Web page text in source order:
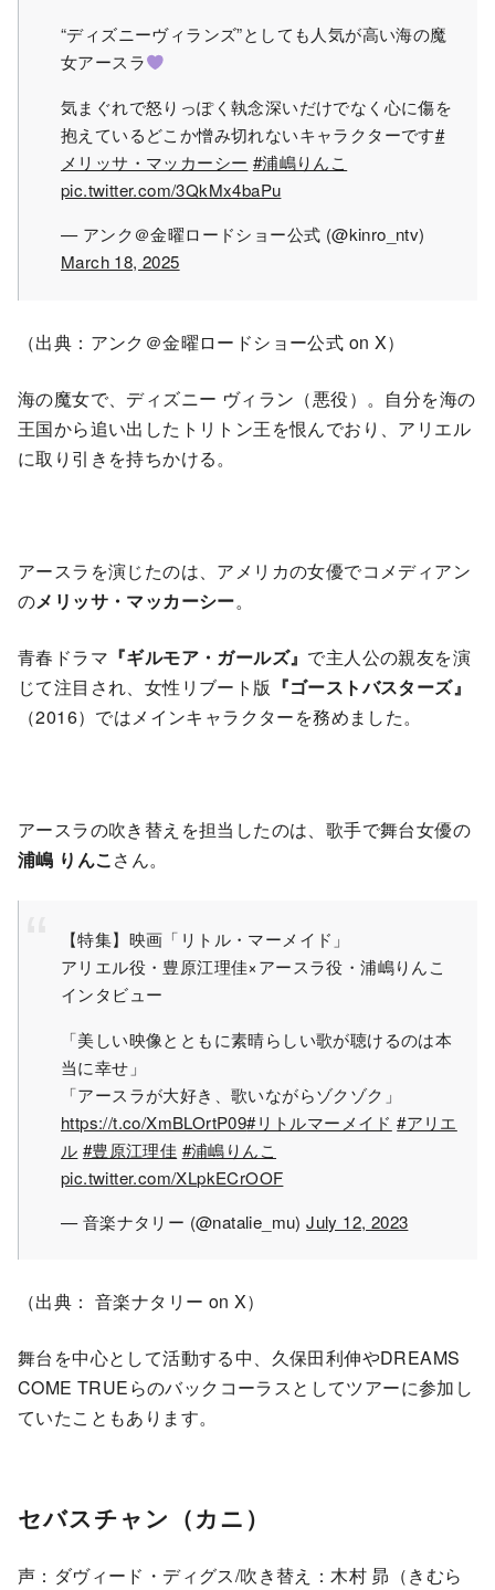
“ディズニーヴィランズ”としても人気が高い海の魔
女アースラ
気まぐれで怒りっぽく執念深いだけでなく心に傷を
抱えているどこか憎み切れないキャラクターです#
メリッサ・マッカーシー #浦嶋りんこ
pic.twitter.com/3QkMx4baPu
— アンク＠金曜ロードショー公式 (@kinro_ntv)
March 18, 2025
（出典：アンク＠金曜ロードショー公式 on X）
海の魔女で、ディズニー ヴィラン（悪役）。自分を海の
王国から追い出したトリトン王を恨んでおり、アリエル
に取り引きを持ちかける。
アースラを演じたのは、アメリカの女優でコメディアン
のメリッサ・マッカーシー。
青春ドラマ 『ギルモア・ガールズ』 で主人公の親友を演
じて注目され、女性リブート版 『ゴーストバスターズ』
（2016）ではメインキャラクターを務めました。
アースラの吹き替えを担当したのは、歌手で舞台女優の
浦嶋 りんこ さん。
【特集】映画「リトル・マーメイド」
アリエル役・豊原江理佳×アースラ役・浦嶋りんこ
インタビュー
「美しい映像とともに素晴らしい歌が聴けるのは本
当に幸せ」
「アースラが大好き、歌いながらゾクゾク」
https://t.co/XmBLOrtP09#リトルマーメイド #アリエ
ル #豊原江理佳 #浦嶋りんこ
pic.twitter.com/XLpkECrOOF
— 音楽ナタリー (@natalie_mu)July 12, 2023
（出典： 音楽ナタリー on X）
舞台を中心として活動する中、久保田利伸やDREAMS
COME TRUEらのバックコーラスとしてツアーに参加し
ていたこともあります。
セバスチャン（カニ）
声：ダヴィード・ディグス/吹き替え：木村 昴（きむら